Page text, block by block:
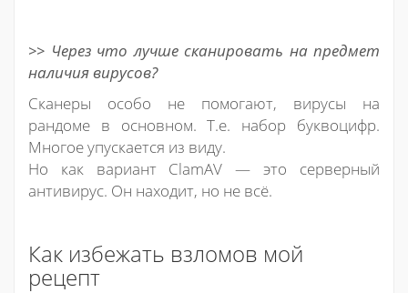
>> Через что лучше сканировать на предмет
наличия вирусов?
Cканеры особо не помогают, вирусы на
рандоме в основном. Т.е. набор буквоцифр.
Многое упускается из виду.
Но как вариант ClamAV — это серверный
антивирус. Он находит, но не всё.
Как избежать взломов мой
рецепт